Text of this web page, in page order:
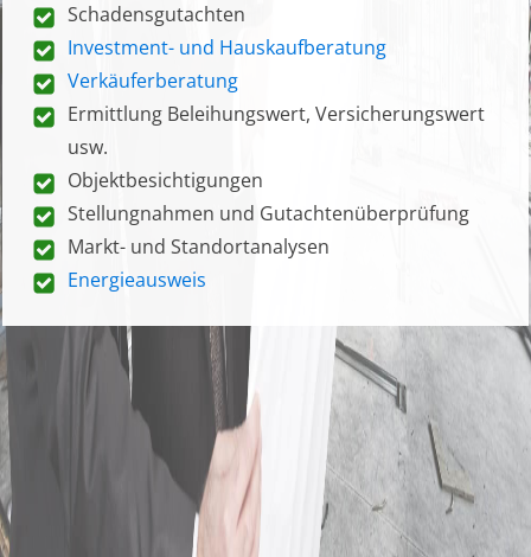
Schadensgutachten
Investment- und Hauskaufberatung
Verkäuferberatung
Ermittlung Beleihungswert, Versicherungswert
usw.
Objektbesichtigungen
Stellungnahmen und Gutachtenüberprüfung
Markt- und Standortanalysen
Energieausweis